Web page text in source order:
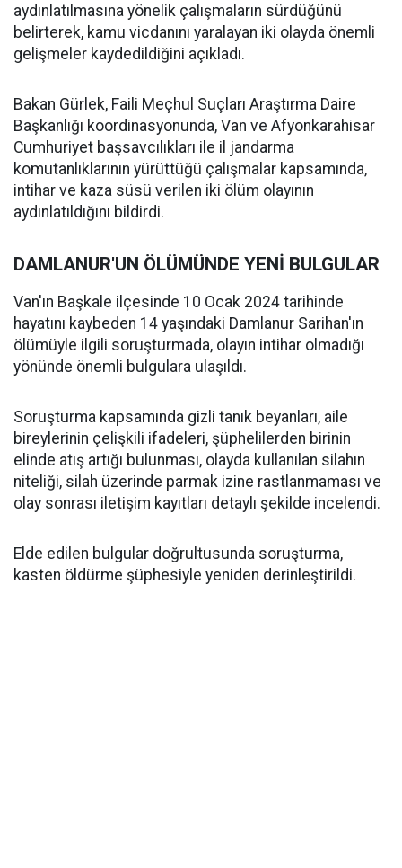
aydınlatılmasına yönelik çalışmaların sürdüğünü
belirterek, kamu vicdanını yaralayan iki olayda önemli
gelişmeler kaydedildiğini açıkladı.
Bakan Gürlek, Faili Meçhul Suçları Araştırma Daire
Başkanlığı koordinasyonunda, Van ve Afyonkarahisar
Cumhuriyet başsavcılıkları ile il jandarma
komutanlıklarının yürüttüğü çalışmalar kapsamında,
intihar ve kaza süsü verilen iki ölüm olayının
aydınlatıldığını bildirdi.
DAMLANUR'UN ÖLÜMÜNDE YENİ BULGULAR
Van'ın Başkale ilçesinde 10 Ocak 2024 tarihinde
hayatını kaybeden 14 yaşındaki Damlanur Sarihan'ın
ölümüyle ilgili soruşturmada, olayın intihar olmadığı
yönünde önemli bulgulara ulaşıldı.
Soruşturma kapsamında gizli tanık beyanları, aile
bireylerinin çelişkili ifadeleri, şüphelilerden birinin
elinde atış artığı bulunması, olayda kullanılan silahın
niteliği, silah üzerinde parmak izine rastlanmaması ve
olay sonrası iletişim kayıtları detaylı şekilde incelendi.
Elde edilen bulgular doğrultusunda soruşturma,
kasten öldürme şüphesiyle yeniden derinleştirildi.